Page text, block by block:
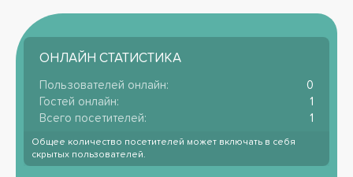
ОНЛАЙН СТАТИСТИКА
Пользователей онлайн
0
Гостей онлайн
1
Всего посетителей
1
Общее количество посетителей может включать в себя
скрытых пользователей.